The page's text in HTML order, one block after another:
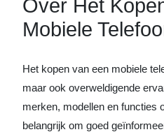
Over Het
Mobiele
Het kopen van een mobiele
maar ook overweldigende
merken, modellen en functies
belangrijk om goed